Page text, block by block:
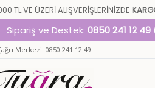
TL VE ÜZERİ ALIŞVERİŞLERİNİZDEKARGO
Sipariş ve Destek: 0850 241 12 49
Merkezi: 0850 241 12 49